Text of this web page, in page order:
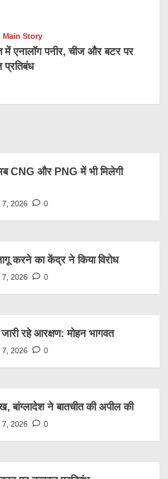
Main Story
में एनालॉग पनीर, चीज और बटर पर
प्रतिबंध
CNG और PNG में भी मिलेगी
7, 2026 0
करने का केंद्र ने किया विरोध
7, 2026 0
रहे आरक्षण: मोहन भागवत
7, 2026 0
ने बातचीत की अपील की
7, 2026 0